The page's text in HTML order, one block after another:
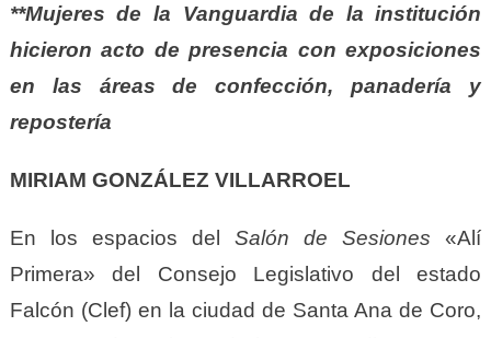
**Mujeres de la Vanguardia de la institución
hicieron acto de presencia con exposiciones
en las áreas de confección, panadería y
repostería
MIRIAM GONZÁLEZ VILLARROEL
En los espacios delSalón deSesiones «Alí
Primera» del Consejo Legislativo del estado
Falcón (Clef) en la ciudad de Santa Ana de Coro,